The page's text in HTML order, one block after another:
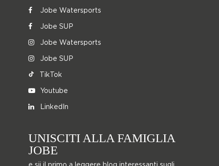
Jobe Watersports
Jobe SUP
Jobe Watersports
Jobe SUP
TikTok
Youtube
LinkedIn
UNISCITI ALLA FAMIGLIA
JOBE
e sii il primo a leggere blog interessanti sugli